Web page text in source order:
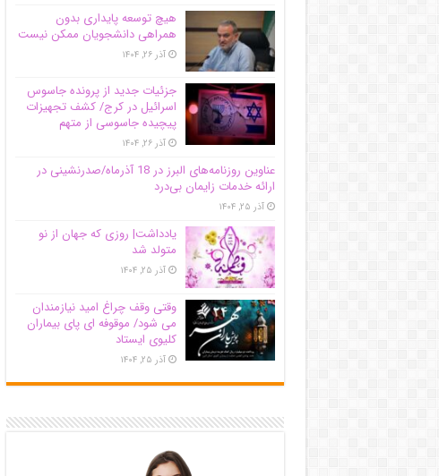
هیچ توسعه پایداری بدون
همراهی دانشجویان ممکن نیست
آذر ۲۶, ۱۴۰۴
جزئیات جدید از پرونده جاسوس
اسرائیل در کرج/‌ کشف تجهیزات
پیچیده جاسوسی از متهم
آذر ۲۶, ۱۴۰۴
عناوین روزنامه‌های البرز در ‌18 آذرماه/صدرنشینی در
ارائه خدمات زایمان بی‌درد
آذر ۲۵, ۱۴۰۴
یادداشت| روزی که جهان از نو
متولد شد
آذر ۲۵, ۱۴۰۴
وقتی وقف چراغ امید نیازمندان
می شود/ موقوفه ای پای بیماران
کلیوی ایستاد
آذر ۲۵, ۱۴۰۴